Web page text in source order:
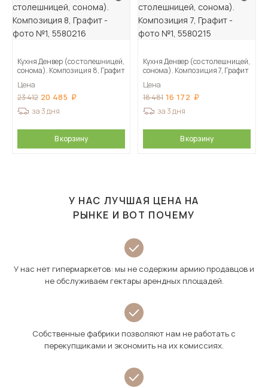
Кухня Денвер (со столешницей,
сонома). Композиция 8, Графит
Цена
23 412 20 485
за 3 дня
В корзину
Кухня Денвер (со столешницей,
сонома). Композиция 7, Графит
Цена
18 481 16 172
за 3 дня
В корзину
У НАС ЛУЧШАЯ ЦЕНА НА
РЫНКЕ И ВОТ ПОЧЕМУ
У нас нет гипермаркетов: мы не содержим армию продавцов и
не обслуживаем гектары арендных площадей.
Собственные фабрики позволяют нам не работать с
перекупщиками и экономить на их комиссиях.